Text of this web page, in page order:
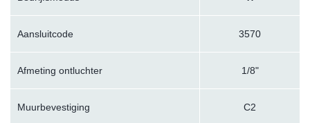
Aansluitcode 3570
Afmeting ontluchter 1/8"
Muurbevestiging C2